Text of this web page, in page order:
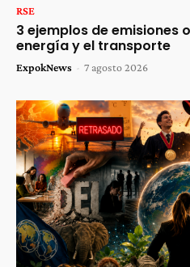
RSE
3 ejemplos de emisiones
energía y el transporte
ExpokNews - 7 agosto 2026